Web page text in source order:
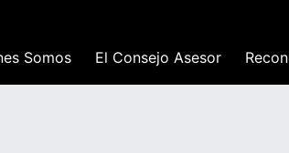
Somos El Consejo Asesor